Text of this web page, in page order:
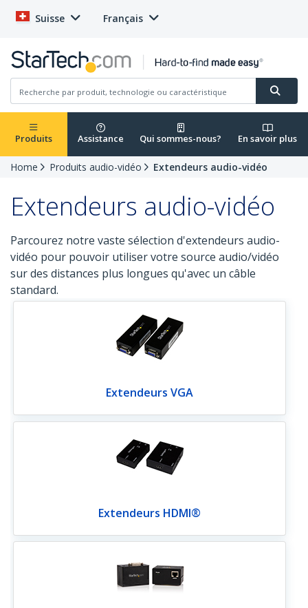
Suisse Français
Produits Assistance Qui sommes-nous? En savoir plus
Home Produits audio-vidéo Extendeurs audio-vidéo
Extendeurs audio-vidéo
Parcourez notre vaste sélection d'extendeurs audio-
vidéo pour pouvoir utiliser votre source audio/vidéo
sur des distances plus longues qu'avec un câble
standard.
Extendeurs VGA
Extendeurs HDMI®